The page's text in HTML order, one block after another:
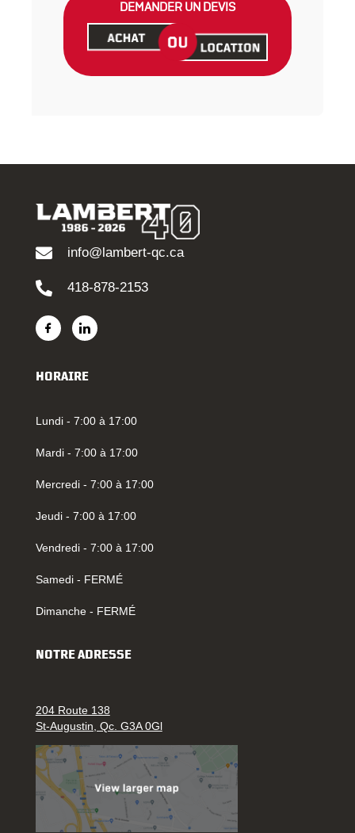
DEMANDER UN DEVIS
info@lambert-qc.ca
418-878-2153
HORAIRE
Lundi - 7:00 à 17:00
Mardi - 7:00 à 17:00
Mercredi - 7:00 à 17:00
Jeudi - 7:00 à 17:00
Vendredi - 7:00 à 17:00
Samedi - FERMÉ
Dimanche - FERMÉ
NOTRE ADRESSE
204 Route 138
St-Augustin, Qc. G3A 0Gl